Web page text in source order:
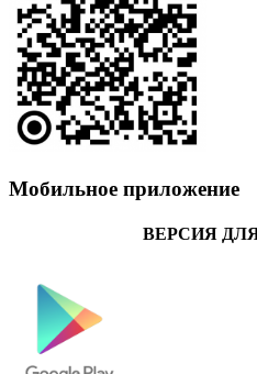
Мобильное приложение
ВЕРСИЯ ДЛЯ